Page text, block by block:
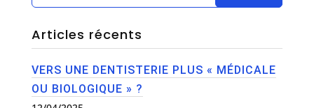
Articles récents
VERS UNE DENTISTERIE PLUS « MÉDICALE
OU BIOLOGIQUE » ?